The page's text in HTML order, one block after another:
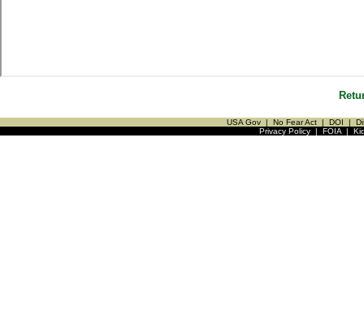
USA Gov | No Fear Act | DOI |
Privacy Policy| FOIA|